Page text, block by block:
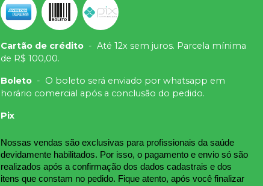
Cartão de crédito - Até 12x sem juros. Parcela mínima
de R$ 100,00.
Boleto - O boleto será enviado por whatsapp em
horário comercial após a conclusão do pedido.
Pix
Nossas vendas são exclusivas para profissionais da saúde
devidamente habilitados. Por isso, o pagamento e envio só são
realizados após a confirmação dos dados cadastrais e dos
itens que constam no pedido. Fique atento, após você finalizar